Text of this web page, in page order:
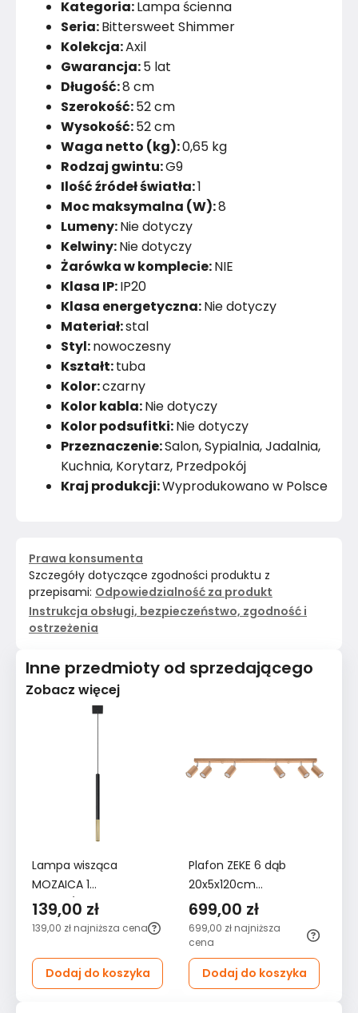
Kategoria:Lampa ścienna
Seria:Bittersweet Shimmer
Kolekcja:Axil
Gwarancja:5 lat
Długość:8 cm
Szerokość:52 cm
Wysokość:52 cm
Waga netto (kg):0,65 kg
Rodzaj gwintu:G9
Ilość źródeł światła:1
Moc maksymalna (W):8
Lumeny:Nie dotyczy
Kelwiny:Nie dotyczy
Żarówka w komplecie:NIE
Klasa IP:IP20
Klasa energetyczna:Nie dotyczy
Materiał:stal
Styl:nowoczesny
Kształt:tuba
Kolor:czarny
Kolor kabla:Nie dotyczy
Kolor podsufitki:Nie dotyczy
Przeznaczenie:Salon, Sypialnia, Jadalnia,
Kuchnia, Korytarz, Przedpokój
Kraj produkcji:Wyprodukowano w Polsce
Prawa konsumenta
Szczegóły dotyczące zgodności produktu z
przepisami: Odpowiedzialność za produkt
Instrukcja obsługi, bezpieczeństwo, zgodność i
ostrzeżenia
Inne przedmioty od sprzedającego
Zobacz więcej
Lampa wisząca
MOZAICA 1
czarny/złoto
100x8x8cm
salonu
139,00 zł
139,00 zł najniższa cena
Dodaj do koszyka
Plafon ZEKE 6 dąb
20x5x120cm
nowoczesna lampa
GU10 do salonu
699,00 zł
699,00 zł najniższa
cena
Dodaj do koszyka